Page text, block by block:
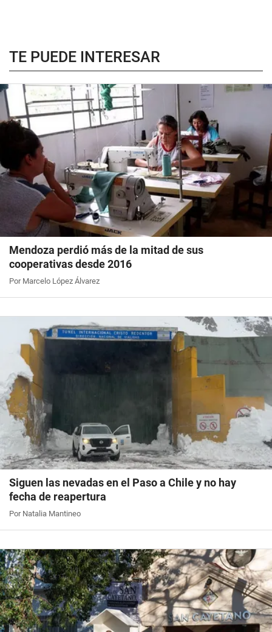
TE PUEDE INTERESAR
Mendoza perdió más de la mitad de sus
cooperativas desde 2016
Por Marcelo López Álvarez
Siguen las nevadas en el Paso a Chile y no hay
fecha de reapertura
Por Natalia Mantineo